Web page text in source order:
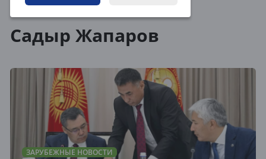
Садыр Жапаров
ЗАРУБЕЖНЫЕ НОВОСТИ